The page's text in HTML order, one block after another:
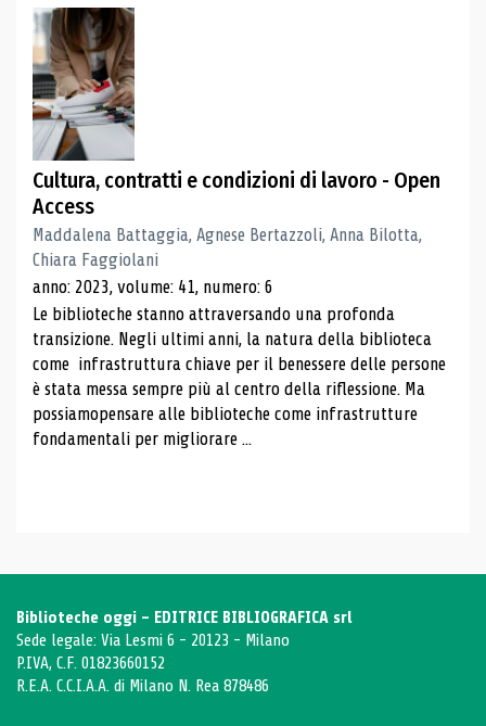
Cultura, contratti e condizioni di lavoro - Open
Access
Maddalena Battaggia, Agnese Bertazzoli, Anna Bilotta,
Chiara Faggiolani
anno: 2023, volume: 41, numero: 6
Le biblioteche stanno attraversando una profonda
transizione. Negli ultimi anni, la natura della biblioteca
come infrastruttura chiave per il benessere delle persone
è stata messa sempre più al centro della riflessione. Ma
possiamopensare alle biblioteche come infrastrutture
fondamentali per migliorare ...
Biblioteche oggi - EDITRICE BIBLIOGRAFICA srl
Sede legale: Via Lesmi 6 - 20123 - Milano
P.IVA, C.F. 01823660152
R.E.A. C.C.I.A.A. di Milano N. Rea 878486